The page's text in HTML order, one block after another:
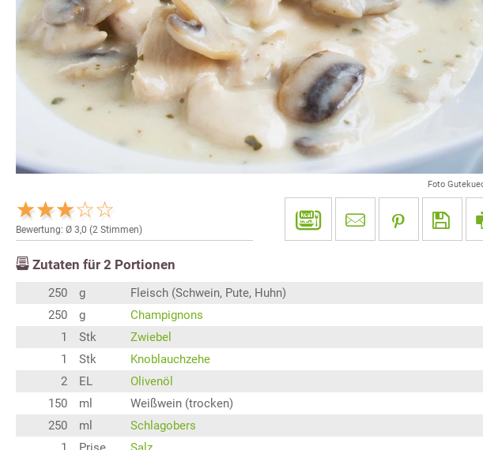
Foto
Bewertung: Ø 3,0 (2 Stimmen)
Zutaten für 2 Portionen
250 g
Fleisch (Schwein, Pute, Huhn)
250
g
Champignons
1
Stk
Zwiebel
1
Stk
Knoblauchzehe
2
EL
Olivenöl
150
ml
Weißwein (trocken)
250
ml
Schlagobers